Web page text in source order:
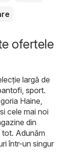
ofertele
largă de
sport.
Haine,
cele mai noi
din
Adunăm
într-un singur